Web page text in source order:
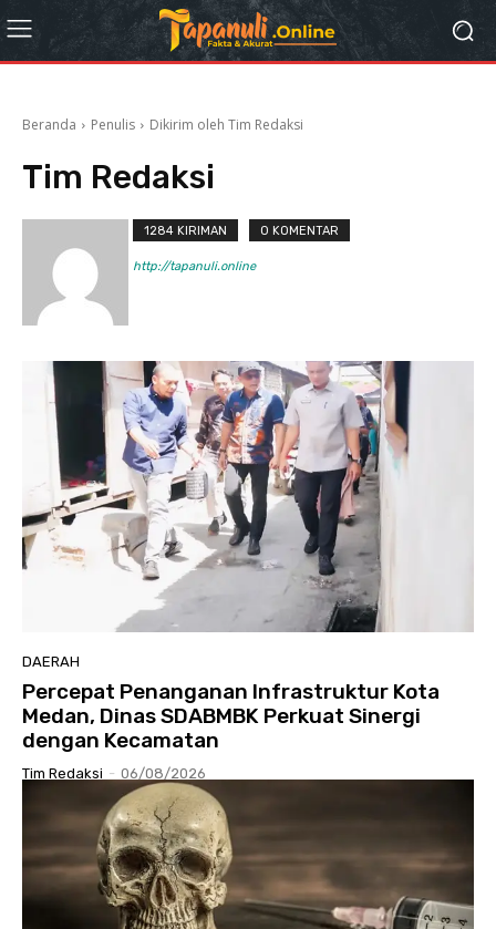
Beranda Penulis Dikirim oleh Tim Redaksi
Tim Redaksi
1284 KIRIMAN 0 KOMENTAR
http://tapanuli.online
DAERAH
Percepat Penanganan Infrastruktur Kota
Medan, Dinas SDABMBK Perkuat Sinergi
dengan Kecamatan
Tim Redaksi - 06/08/2026